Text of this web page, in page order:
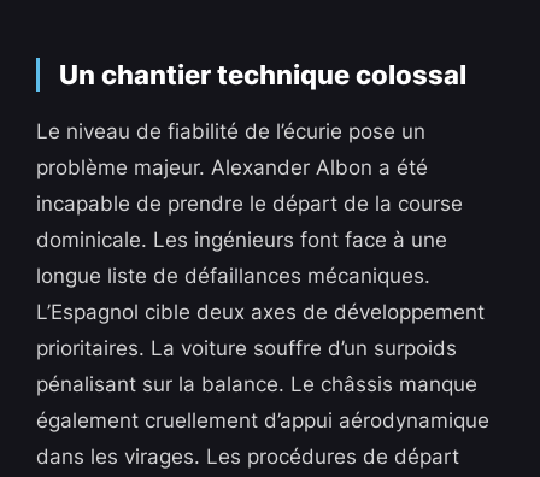
Un chantier technique colossal
Le niveau de fiabilité de l’écurie pose un
problème majeur. Alexander Albon a été
incapable de prendre le départ de la course
dominicale. Les ingénieurs font face à une
longue liste de défaillances mécaniques.
L’Espagnol cible deux axes de développement
prioritaires. La voiture souffre d’un surpoids
pénalisant sur la balance. Le châssis manque
également cruellement d’appui aérodynamique
dans les virages. Les procédures de départ